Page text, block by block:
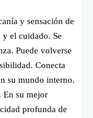
y sensación de
el cuidado. Se
Puede volverse
Conecta
su mundo interno.
En su mejor
profunda de